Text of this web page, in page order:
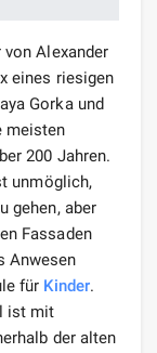
von Alexander
eines riesigen
Gorka und
meisten
200 Jahren.
unmöglich,
gehen, aber
Fassaden
Anwesen
für Kinder.
ist mit
der alten